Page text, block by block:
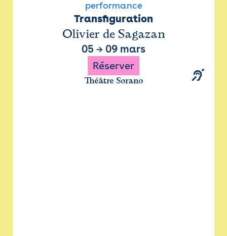
performance
Transfiguration
Olivier de Sagazan
05 → 09 mars
Réserver
Théâtre Sorano